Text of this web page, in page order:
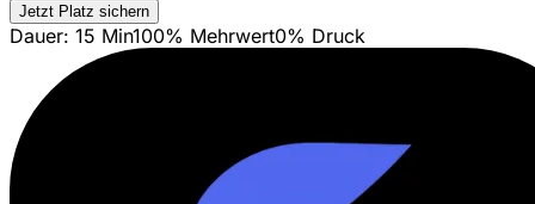
Jetzt Platz sichern
Dauer: 15 Min100% Mehrwert0% Druck